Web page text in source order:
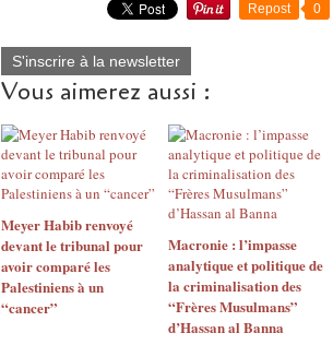
Repost 0
S'inscrire à la newsletter
Vous aimerez aussi :
Meyer Habib renvoyé
devant le tribunal pour
avoir comparé les
Palestiniens à un
“cancer”
Macronie : l’impasse
analytique et politique de
la criminalisation des
“Frères Musulmans”
d’Hassan al Banna